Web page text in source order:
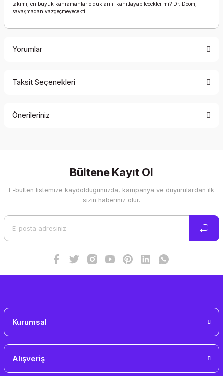
takımı, en büyük kahramanlar olduklarını kanıtlayabilecekler mi? Dr. Doom,
savaşmadan vazgeçmeyecekti!
Yorumlar
Taksit Seçenekleri
Önerileriniz
Görüş ve önerileriniz için teşekkür ederiz.
Ürün resmi kalitesiz, bozuk veya görüntülenemiyor.
Bültene Kayıt Ol
E-bülten listemize kaydolduğunuzda, kampanya ve duyurulardan ilk
sizin haberiniz olur.
Kurumsal
Alışveriş